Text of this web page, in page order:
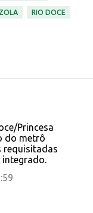
RIO DOCE
Princesa
do metrô
requisitadas
integrado.